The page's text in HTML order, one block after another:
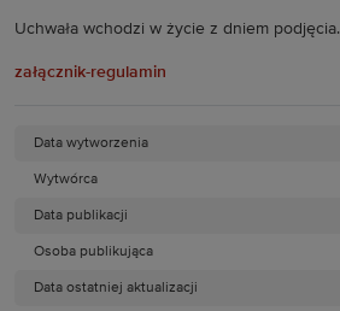
Uchwała wchodzi w życie z dniem podjęcia.
załącznik-regulamin
Data wytworzenia
Wytwórca
Data publikacji
Osoba publikująca
Data ostatniej aktualizacji